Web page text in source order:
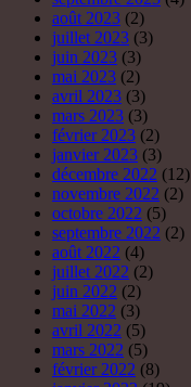
août 2023 (2)
juillet 2023 (3)
juin 2023 (3)
mai 2023 (2)
avril 2023 (3)
mars 2023 (3)
février 2023 (2)
janvier 2023 (3)
décembre 2022 (12)
novembre 2022 (2)
octobre 2022 (5)
septembre 2022 (2)
août 2022 (4)
juillet 2022 (2)
juin 2022 (2)
mai 2022 (3)
avril 2022 (5)
mars 2022 (5)
février 2022 (8)